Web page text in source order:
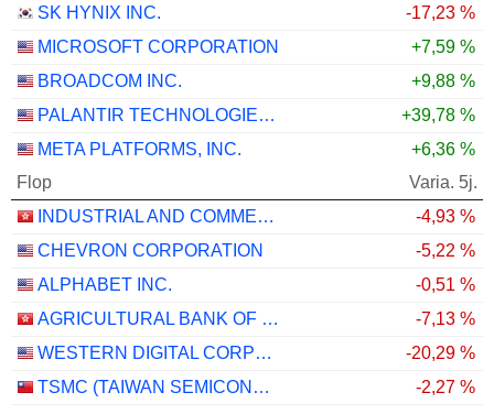
SK HYNIX INC.
-17,23 %
MICROSOFT CORPORATION
+7,59 %
BROADCOM INC.
+9,88 %
PALANTIR TECHNOLOGIES INC.
+39,78 %
META PLATFORMS, INC.
+6,36 %
Flop
Varia. 5j.
INDUSTRIAL AND COMMERCIAL BANK OF CHINA LIMITED
-4,93 %
CHEVRON CORPORATION
-5,22 %
ALPHABET INC.
-0,51 %
AGRICULTURAL BANK OF CHINA LIMITED
-7,13 %
WESTERN DIGITAL CORPORATION
-20,29 %
TSMC (TAIWAN SEMICONDUCTOR MANUFACTURING COMPANY)
-2,27 %